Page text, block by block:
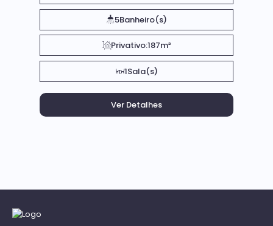
5Banheiro(s)
Privativo:187m²
1Sala(s)